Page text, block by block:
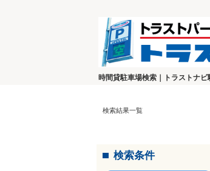
時間貸駐車場検索｜トラストナビ
検索結果一覧
検索条件